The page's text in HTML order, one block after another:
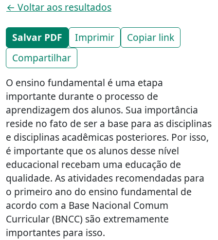
← Voltar aos resultados
Salvar PDF Imprimir
Copiar link
Compartilhar
O ensino fundamental é uma etapa
importante durante o processo de
aprendizagem dos alunos. Sua importância
reside no fato de ser a base para as disciplinas
e disciplinas acadêmicas posteriores. Por isso,
é importante que os alunos desse nível
educacional recebam uma educação de
qualidade. As atividades recomendadas para
o primeiro ano do ensino fundamental de
acordo com a Base Nacional Comum
Curricular (BNCC) são extremamente
importantes para isso.